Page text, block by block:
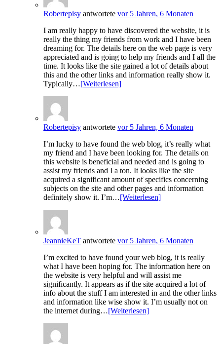
Robertepisy antwortete vor 5 Jahren, 6 Monaten
I am really happy to have discovered the website, it is
really the thing my friends from work and I have been
dreaming for. The details here on the web page is very
appreciated and is going to help my friends and I all the
time. It looks like the site gained a lot of details about
this and the other links and information really show it.
Typically…[Weiterlesen]
Robertepisy antwortete vor 5 Jahren, 6 Monaten
I’m lucky to have found the web blog, it’s really what
my friend and I have been looking for. The details on
this website is beneficial and needed and is going to
assist my friends and I a ton. It looks like the site
acquired a significant amount of specifics concerning
subjects on the site and other pages and information
definitely show it. I’m…[Weiterlesen]
JeannieKeT antwortete vor 5 Jahren, 6 Monaten
I’m excited to have found your web blog, it is really
what I have been hoping for. The information here on
the website is very helpful and will assist me
significantly. It appears as if the site acquired a lot of
info about the stuff I am interested in and the other links
and information like wise show it. I’m usually not on
the internet during…[Weiterlesen]